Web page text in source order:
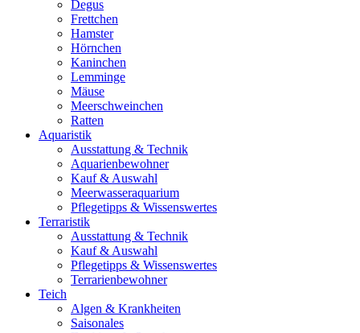
Degus
Frettchen
Hamster
Hörnchen
Kaninchen
Lemminge
Mäuse
Meerschweinchen
Ratten
Aquaristik
Ausstattung & Technik
Aquarienbewohner
Kauf & Auswahl
Meerwasseraquarium
Pflegetipps & Wissenswertes
Terraristik
Ausstattung & Technik
Kauf & Auswahl
Pflegetipps & Wissenswertes
Terrarienbewohner
Teich
Algen & Krankheiten
Saisonales